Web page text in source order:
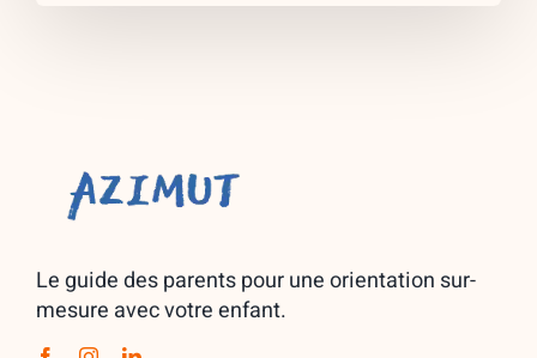
Le guide des parents pour une orientation sur-
mesure avec votre enfant.